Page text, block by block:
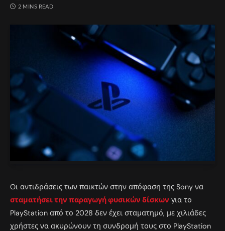
2 MINS READ
Oι αντιδράσεις των παικτών στην απόφαση της Sony να
σταματήσει την παραγωγή φυσικών δίσκων για το
PlayStation από το 2028 δεν έχει σταματημό, με χιλιάδες
χρήστες να ακυρώνουν τη συνδρομή τους στο PlayStation